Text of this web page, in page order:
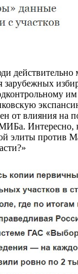
действительно
зарубежных
от влияния на
МИБа.
элиты против